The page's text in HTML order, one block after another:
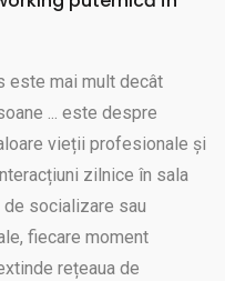
este mai mult decât
... este despre
vieții profesionale și
zilnice în sala
socializare sau
fiecare moment
rețeaua de